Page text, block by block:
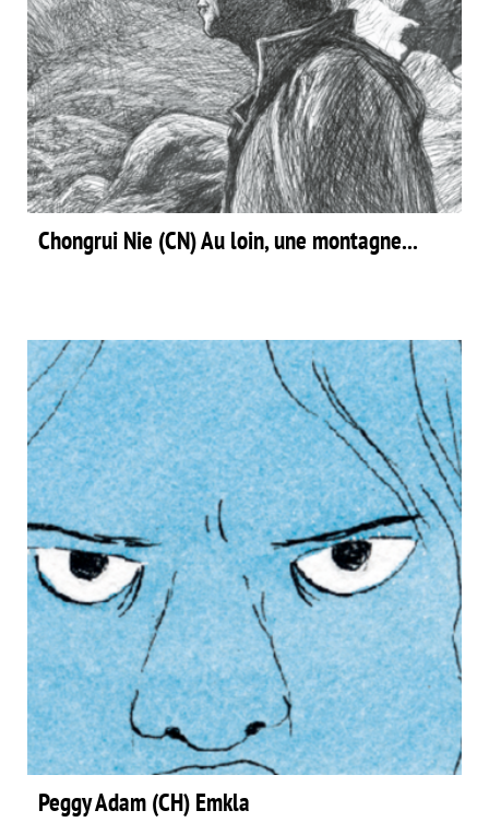
Chongrui Nie (CN) Au loin, une montagne...
Peggy Adam (CH) Emkla